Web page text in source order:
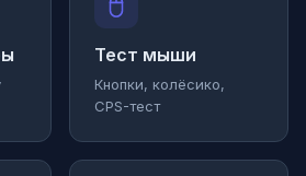
Тест мыши
Кнопки, колёсико,
CPS-тест